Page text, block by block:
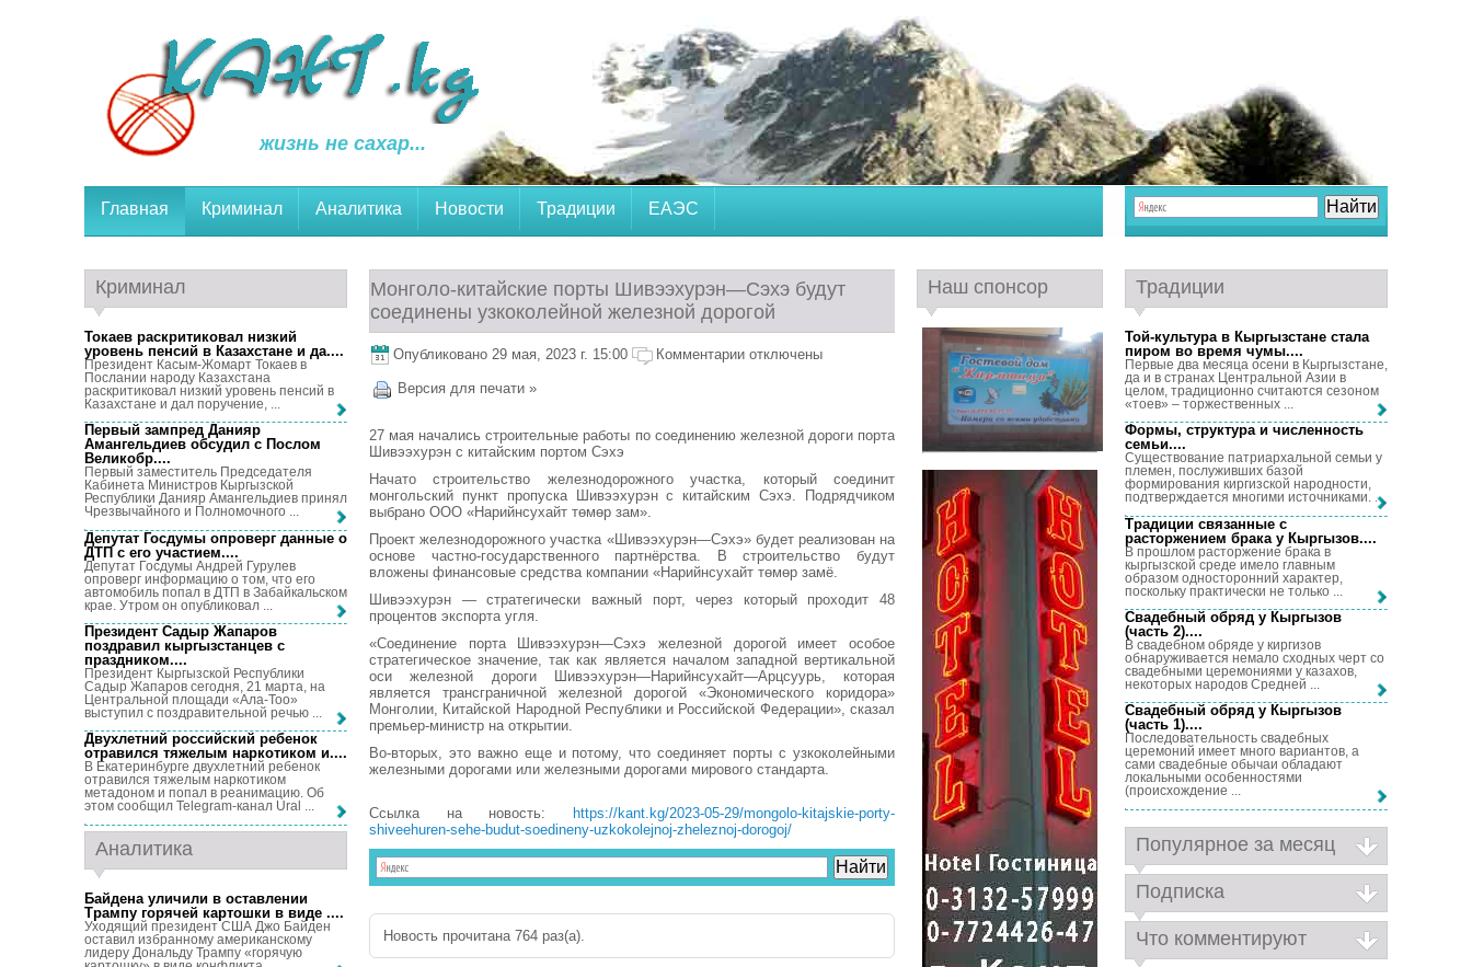
жизнь не сахар...
Главная Криминал Аналитика Новости Традиции ЕАЭС
Монголо-китайские порты Шивээхурэн—Сэхэ будут
соединены узкоколейной железной дорогой
Опубликовано 29 мая, 2023 г. 15:00 Комментарии отключены
Версия для печати »
27 мая начались строительные работы по соединению железной дороги порта
Шивээхурэн с китайским портом Сэхэ
Начато строительство железнодорожного участка, который соединит
монгольский пункт пропуска Шивээхурэн с китайским Сэхэ. Подрядчиком
выбрано ООО «Нарийнсухайт төмөр зам».
Проект железнодорожного участка «Шивээхурэн—Сэхэ» будет реализован на
основе частно-государственного партнёрства. В строительство будут
вложены финансовые средства компании «Нарийнсухайт төмөр замё.
Шивээхурэн — стратегически важный порт, через который проходит 48
процентов экспорта угля.
«Соединение порта Шивээхурэн—Сэхэ железной дорогой имеет особое
стратегическое значение, так как является началом западной вертикальной
оси железной дороги Шивээхурэн—Нарийнсухайт—Арцсуурь, которая
является трансграничной железной дорогой «Экономического коридора»
Монголии, Китайской Народной Республики и Российской Федерации», сказал
премьер-министр на открытии.
Во-вторых, это важно еще и потому, что соединяет порты с узкоколейными
железными дорогами или железными дорогами мирового стандарта.
Ссылка на новость:
https://kant.kg/2023-05-29/mongolo-kitajskie-porty-
shiveehuren-sehe-budut-soedineny-uzkokolejnoj-zheleznoj-dorogoj/
Новость прочитана 764 раз(a).
Криминал
Токаев раскритиковал низкий
уровень пенсий в Казахстане и да....
Президент Касым-Жомарт Токаев в
Послании народу Казахстана
раскритиковал низкий уровень пенсий в
Казахстане и дал поручение, ...
Первый зампред Данияр
Амангельдиев обсудил с Послом
Великобр....
Первый заместитель Председателя
Кабинета Министров Кыргызской
Республики Данияр Амангельдиев принял
Чрезвычайного и Полномочного ...
Депутат Госдумы опроверг данные о
ДТП с его участием....
Депутат Госдумы Андрей Гурулев
опроверг информацию о том, что его
автомобиль попал в ДТП в Забайкальском
крае. Утром он опубликовал ...
Президент Садыр Жапаров
поздравил кыргызстанцев с
праздником....
Президент Кыргызской Республики
Садыр Жапаров сегодня, 21 марта, на
Центральной площади «Ала-Тоо»
выступил с поздравительной речью ...
Двухлетний российский ребенок
отравился тяжелым наркотиком и....
В Екатеринбурге двухлетний ребенок
отравился тяжелым наркотиком
метадоном и попал в реанимацию. Об
этом сообщил Telegram-канал Ural ...
Аналитика
Байдена уличили в оставлении
Трампу горячей картошки в виде ....
Уходящий президент США Джо Байден
оставил избранному американскому
лидеру Дональду Трампу «горячую
Наш спонсор Традиции
Той-культура в Кыргызстане стала
пиром во время чумы....
Первые два месяца осени в Кыргызстане,
да и в странах Центральной Азии в
целом, традиционно считаются сезоном
«тоев» – торжественных ...
Формы, структура и численность
семьи....
Существование патриархальной семьи у
племен, послуживших базой
формирования киргизской народности,
подтверждается многими источниками. ...
Традиции связанные с
расторжением брака у Кыргызов....
В прошлом расторжение брака в
кыргызской среде имело главным
образом односторонний характер,
поскольку практически не только ...
Свадебный обряд у Кыргызов
(часть 2)....
В свадебном обряде у киргизов
обнаруживается немало сходных черт со
свадебными церемониями у казахов,
некоторых народов Средней ...
Свадебный обряд у Кыргызов
(часть 1)....
Последовательность свадебных
церемоний имеет много вариантов, а
сами свадебные обычаи обладают
локальными особенностями
(происхождение ...
Популярное за месяц
Подписка
Что комментируют